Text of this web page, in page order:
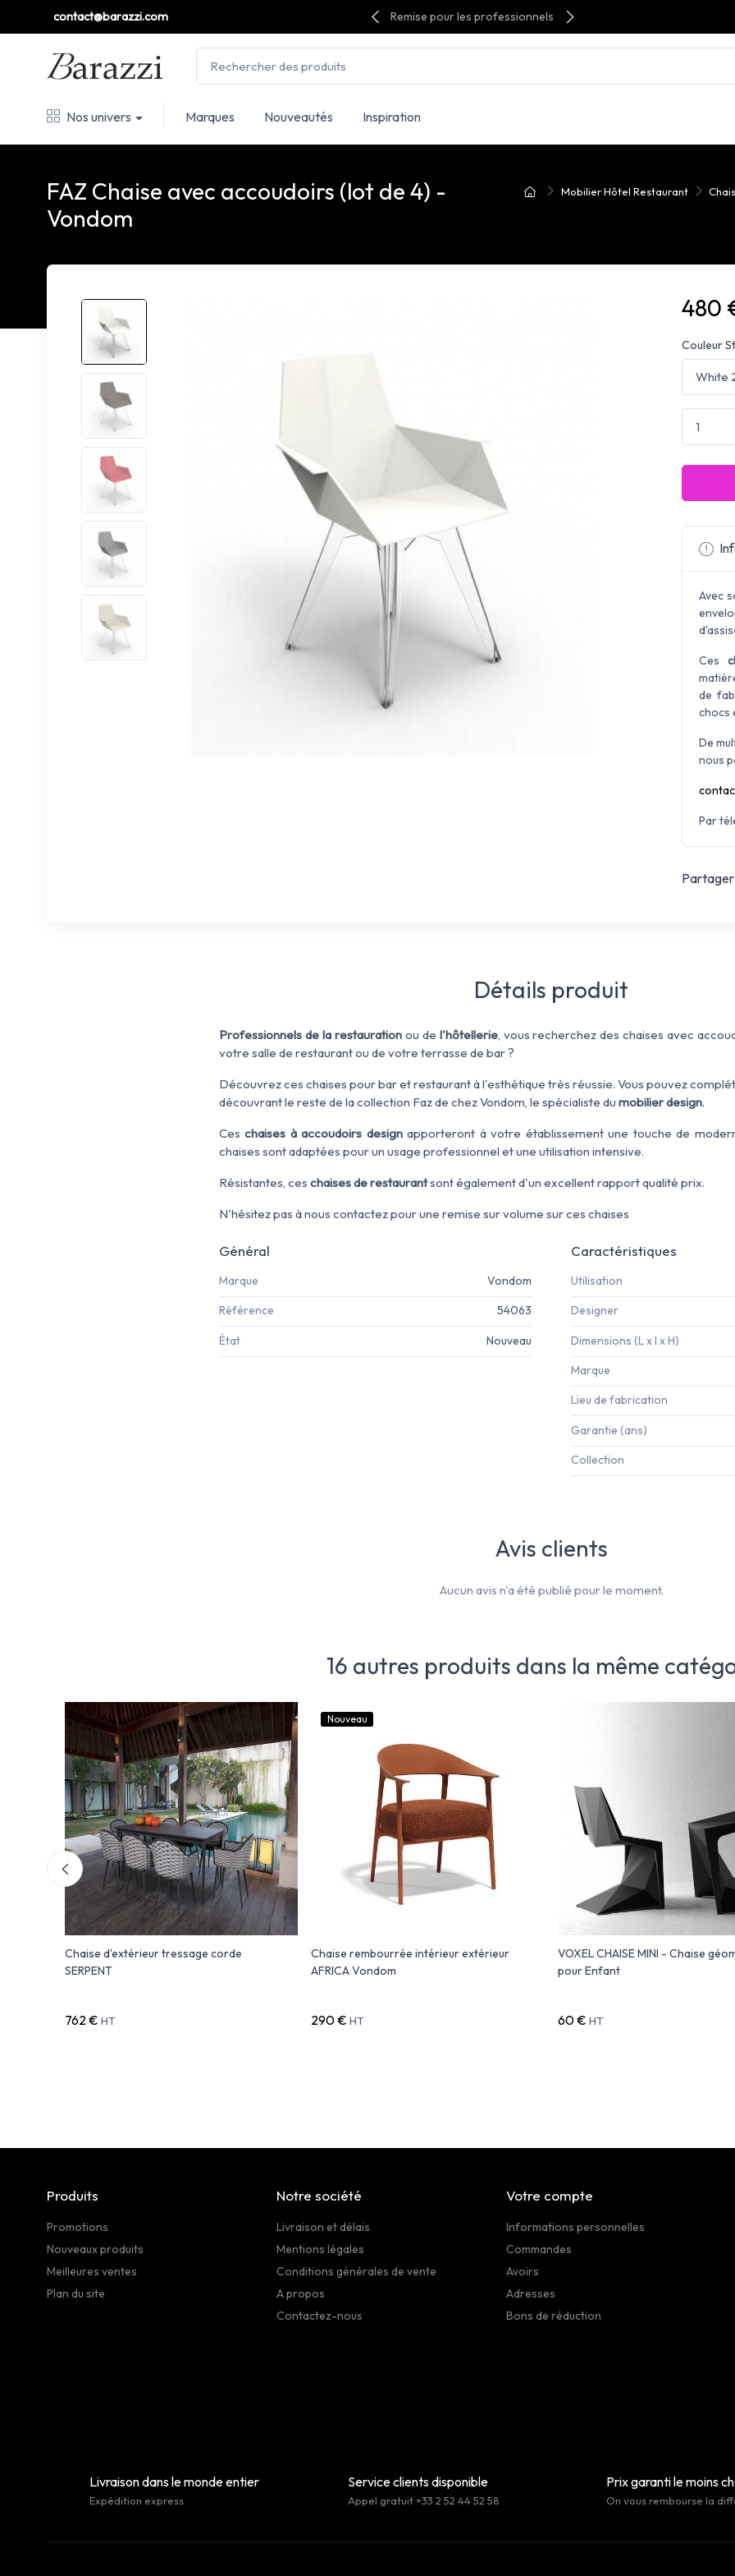
contact@barazzi.com Remise pour les professionnels
Nos univers Marques Nouveautés Inspiration
Mobilier Hôtel Restaurant
FAZ Chaise avec accoudoirs (lot de 4) -
Vondom
480
Couleur
Avec
Ces
de
chocs
De
nous
Par
Partager
Détails produit
Professionnels de la restaurationou de l'hôtellerie, vous recherchez des chaises avec
votre salle de restaurant ou de votre terrasse de bar ?
Découvrez ces chaises pour bar et restaurant à l'esthétique très réussie. Vous pouvez
découvrant le reste de la collection Faz de chez Vondom, le spécialiste du mobilier design.
Ceschaises à accoudoirs designapporteront à votre établissement une touche de
chaises sont adaptées pour un usage professionnel et une utilisation intensive.
Résistantes, ces chaises de restaurantsont également d'un excellent rapport qualité prix.
N'hésitez pas à nous contactez pour une remise sur volume sur ces chaises
Général
Marque Vondom
Référence 54063
État Nouveau
Caractéristiques
Utilisation
Designer
Dimensions (L x l x H)
Marque
Lieu de fabrication
Garantie (ans)
Collection
Avis clients
Aucun avis n'a été publié pour le moment.
16 autres produits dans la même
Chaise d'extérieur tressage corde
SERPENT
762 € HT
Nouveau
Chaise rembourrée intérieur extérieur
AFRICA Vondom
290 € HT
VOXEL CHAISE MINI - Chaise
pour Enfant
60 € HT
Produits
Promotions
Nouveaux produits
Meilleures ventes
Plan du site
Notre société
Livraison et délais
Mentions légales
Conditions générales de vente
A propos
Contactez-nous
Votre compte
Informations personnelles
Commandes
Avoirs
Adresses
Bons de réduction
Livraison dans le monde entier
Expédition express
Service clients disponible
Appel gratuit +33 2 52 44 52 58
Prix garanti le moins
On vous rembourse la